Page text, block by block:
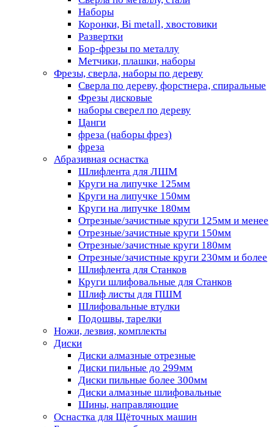
Наборы
Коронки, Bi metall, хвостовики
Развертки
Бор-фрезы по металлу
Метчики, плашки, наборы
Фрезы, сверла, наборы по дереву
Сверла по дереву, форстнера, спиральные
Фрезы дисковые
наборы сверел по дереву
Цанги
фреза (наборы фрез)
фреза
Абразивная оснастка
Шлифлента для ЛШМ
Круги на липучке 125мм
Круги на липучке 150мм
Круги на липучке 180мм
Отрезные/зачистные круги 125мм и менее
Отрезные/зачистные круги 150мм
Отрезные/зачистные круги 180мм
Отрезные/зачистные круги 230мм и более
Шлифлента для Станков
Круги шлифовальные для Станков
Шлиф листы для ПШМ
Шлифовальные втулки
Подошвы, тарелки
Ножи, лезвия, комплекты
Диски
Диски алмазные отрезные
Диски пильные до 299мм
Диски пильные более 300мм
Диски алмазные шлифовальные
Шины, направляющие
Оснастка для Щёточных машин